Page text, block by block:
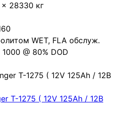
28330 кг
WET, FLA обслуж.
1000 @ 80% DOD
T-1275 ( 12V 125Ah / 12В